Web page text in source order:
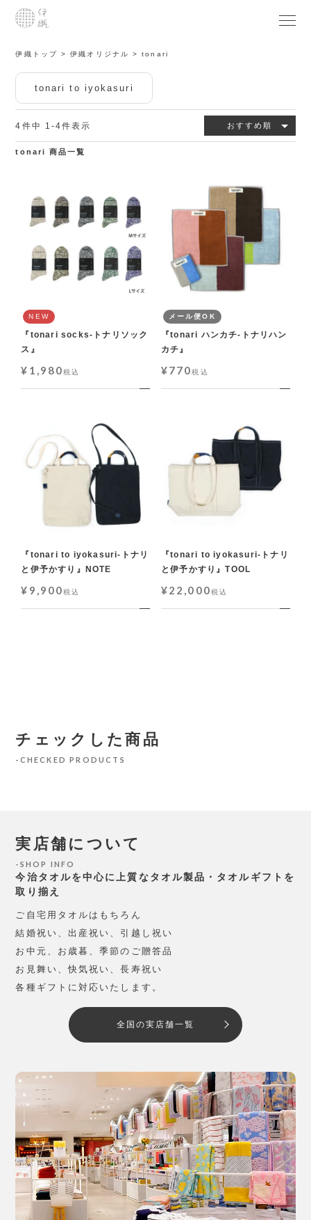
伊織トップ 伊織オリジナル tonari
tonari to iyokasuri
おすすめ順
4 件中 1 -4件表示
tonari 商品一覧
NEW
『tonari socks-トナリソック
ス』
¥ 1,980税込
メール便OK
『tonari ハンカチ-トナリハン
カチ』
¥770税込
『tonari to iyokasuri-トナリ
と伊予かすり』NOTE
¥ 9,900税込
『tonari to iyokasuri-トナリ
と伊予かすり』TOOL
¥22,000税込
チェックした商品
CHECKED PRODUCTS
実店舗について
SHOP INFO
今治タオルを中心に上質なタオル製品・タオルギフトを
取り揃え
ご自宅用タオルはもちろん
結婚祝い、出産祝い、引越し祝い
お中元、お歳暮、季節のご贈答品
お見舞い、快気祝い、長寿祝い
各種ギフトに対応いたします。
全国の実店舗一覧